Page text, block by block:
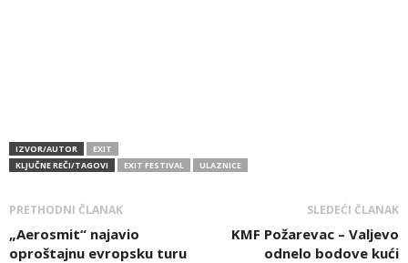
IZVOR/AUTOR
EXIT
KLJUČNE REČI/TAGOVI
EXIT FESTIVAL ULAZNICE
PRETHODNI ČLANAK
„Aerosmit“ najavio
oproštajnu evropsku turu
SLEDEĆI ČLANAK
KMF Požarevac – Valjevo
odnelo bodove kući